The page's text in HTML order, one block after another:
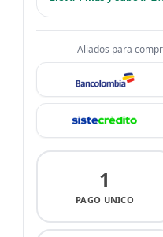
Aliados para
1
PAGO UNICO